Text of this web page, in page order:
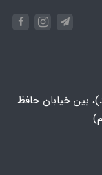
بین خیابان حافظ